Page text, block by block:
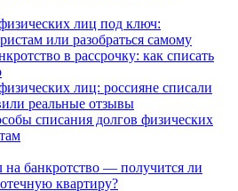
лиц под ключ:
или разобраться самому
в рассрочку: как списать
лиц: россияне списали
реальные отзывы
списания долгов физических
на банкротство — получится ли
квартиру?